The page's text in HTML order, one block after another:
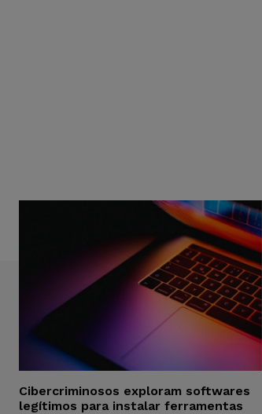
Cibercriminosos exploram softwares
legítimos para instalar ferramentas